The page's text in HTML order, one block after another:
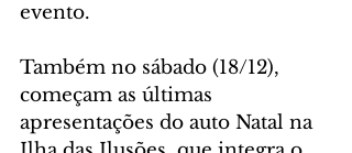
evento.
Também no sábado (18/12),
começam as últimas
apresentações do auto Natal na